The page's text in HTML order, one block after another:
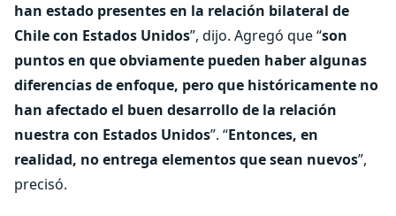
han estado presentes en la relación bilateral de
Chile con Estados Unidos”, dijo. Agregó que “son
puntos en que obviamente pueden haber algunas
diferencias de enfoque, pero que históricamente no
han afectado el buen desarrollo de la relación
nuestra con Estados Unidos”. “Entonces, en
realidad, no entrega elementos que sean nuevos”,
precisó.